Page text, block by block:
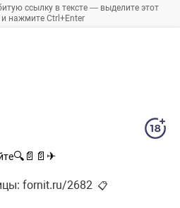
ссылку в тексте — выделите этот
нажмите Ctrl+Enter
🔍 📄 📄 ✈
fornit.ru/2682 📋